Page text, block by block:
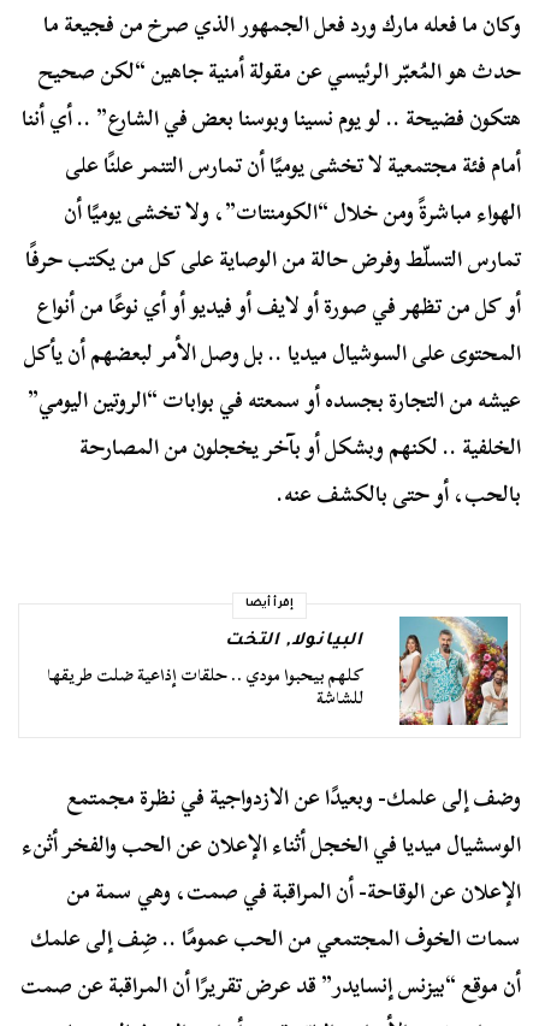
وكان ما فعله مارك ورد فعل الجمهور الذي صرخ من فجيعة ما
حدث هو المُعبّر الرئيسي عن مقولة أمنية جاهين “لكن صحيح
هتكون فضيحة .. لو يوم نسينا وبوسنا بعض في الشارع” .. أي أننا
أمام فئة مجتمعية لا تخشى يوميًا أن تمارس التنمر علنًا على
الهواء مباشرةً ومن خلال “الكومنتات”، ولا تخشى يوميًا أن
تمارس التسلّط وفرض حالة من الوصاية على كل من يكتب حرفًا
أو كل من تظهر في صورة أو لايف أو فيديو أو أي نوعًا من أنواع
المحتوى على السوشيال ميديا .. بل وصل الأمر لبعضهم أن يأكل
عيشه من التجارة بجسده أو سمعته في بوابات “الروتين اليومي”
الخلفية .. لكنهم وبشكل أو بآخر يخجلون من المصارحة
بالحب، أو حتى بالكشف عنه.
إقرأ أيضا
البيانولا,التخت
كلهم بيحبوا مودي .. حلقات إذاعية ضلت طريقها
للشاشة
وضف إلى علمك- وبعيدًا عن الازدواجية في نظرة مجمتمع
الوسشيال ميديا في الخجل أثناء الإعلان عن الحب والفخر أثنء
الإعلان عن الوقاحة- أن المراقبة في صمت، وهي سمة من
سمات الخوف المجتمعي من الحب عمومًا .. ضِف إلى علمك
أن موقع “بيزنس إنسايدر” قد عرض تقريرًا أن المراقبة عن صمت